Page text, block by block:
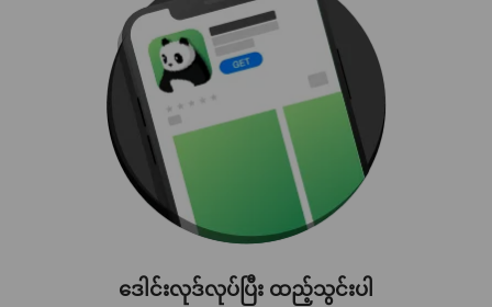
ဒေါင်းလုဒ်လုပ်ပြီး ထည့်သွင်းပါ